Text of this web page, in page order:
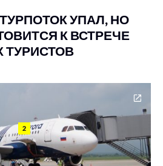
УПАЛ, НО
К ВСТРЕЧЕ
ТУРИСТОВ
2